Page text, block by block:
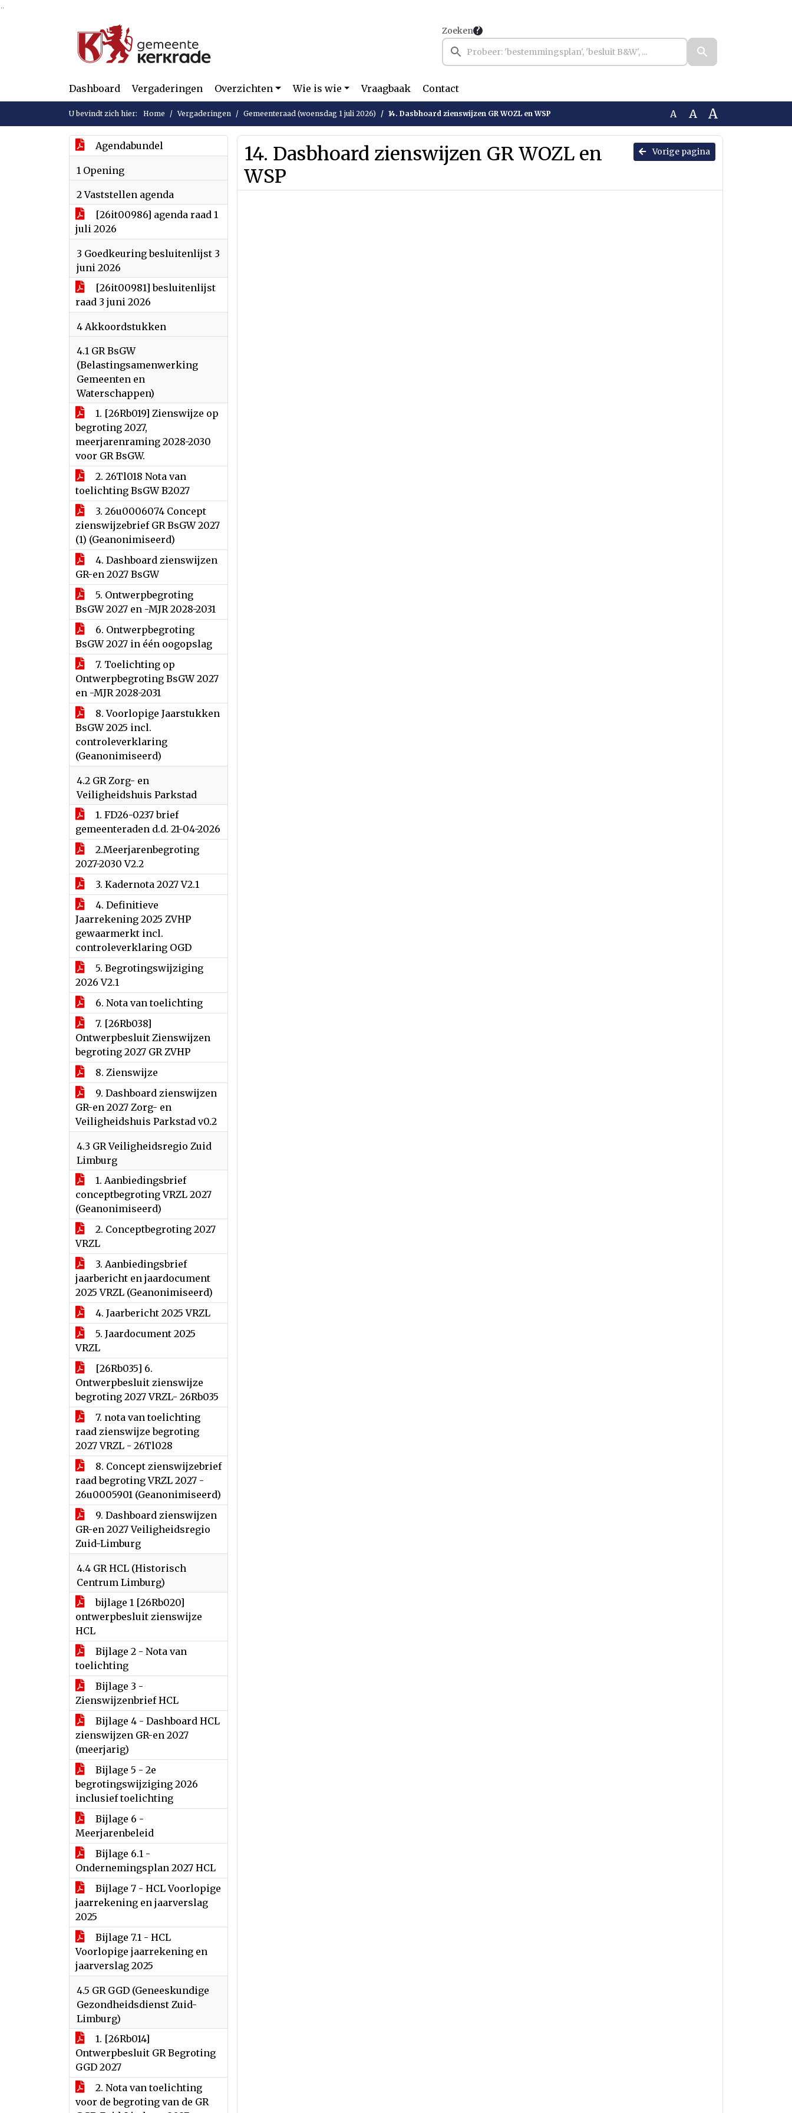
Zoeken
Dashboard Vergaderingen Overzichten Wie is wie Vraagbaak Contact
U bevindt zich hier: Home Vergaderingen Gemeenteraad (woensdag 1 juli 2026) 14. Dasbhoard zienswijzen GR WOZL en WSP A A A
Agendabundel
1 Opening
2 Vaststellen agenda
[26it00986] agenda raad 1
juli 2026
3 Goedkeuring besluitenlijst 3
juni 2026
[26it00981] besluitenlijst
raad 3 juni 2026
4 Akkoordstukken
4.1 GR BsGW
(Belastingsamenwerking
Gemeenten en
Waterschappen)
1. [26Rb019] Zienswijze op
begroting 2027,
meerjarenraming 2028-2030
voor GR BsGW.
2. 26Tl018 Nota van
toelichting BsGW B2027
3. 26u0006074 Concept
zienswijzebrief GR BsGW 2027
(1) (Geanonimiseerd)
4. Dashboard zienswijzen
GR-en 2027 BsGW
5. Ontwerpbegroting
BsGW 2027 en -MJR 2028-2031
6. Ontwerpbegroting
BsGW 2027 in één oogopslag
7. Toelichting op
Ontwerpbegroting BsGW 2027
en -MJR 2028-2031
8. Voorlopige Jaarstukken
BsGW 2025 incl.
controleverklaring
(Geanonimiseerd)
4.2 GR Zorg- en
Veiligheidshuis Parkstad
1. FD26-0237 brief
gemeenteraden d.d. 21-04-2026
2.Meerjarenbegroting
2027-2030 V2.2
3. Kadernota 2027 V2.1
4. Definitieve
Jaarrekening 2025 ZVHP
gewaarmerkt incl.
controleverklaring OGD
5. Begrotingswijziging
2026 V2.1
6. Nota van toelichting
7. [26Rb038]
Ontwerpbesluit Zienswijzen
begroting 2027 GR ZVHP
8. Zienswijze
9. Dashboard zienswijzen
GR-en 2027 Zorg- en
Veiligheidshuis Parkstad v0.2
4.3 GR Veiligheidsregio Zuid
Limburg
1. Aanbiedingsbrief
conceptbegroting VRZL 2027
(Geanonimiseerd)
2. Conceptbegroting 2027
VRZL
3. Aanbiedingsbrief
jaarbericht en jaardocument
2025 VRZL (Geanonimiseerd)
4. Jaarbericht 2025 VRZL
5. Jaardocument 2025
VRZL
[26Rb035] 6.
Ontwerpbesluit zienswijze
begroting 2027 VRZL- 26Rb035
7. nota van toelichting
raad zienswijze begroting
2027 VRZL - 26Tl028
8. Concept zienswijzebrief
raad begroting VRZL 2027 -
26u0005901 (Geanonimiseerd)
9. Dashboard zienswijzen
GR-en 2027 Veiligheidsregio
Zuid-Limburg
4.4 GR HCL (Historisch
Centrum Limburg)
bijlage 1 [26Rb020]
ontwerpbesluit zienswijze
HCL
Bijlage 2 - Nota van
toelichting
Bijlage 3 -
Zienswijzenbrief HCL
Bijlage 4 - Dashboard HCL
zienswijzen GR-en 2027
(meerjarig)
Bijlage 5 - 2e
begrotingswijziging 2026
inclusief toelichting
Bijlage 6 -
Meerjarenbeleid
Bijlage 6.1 -
Ondernemingsplan 2027 HCL
Bijlage 7 - HCL Voorlopige
jaarrekening en jaarverslag
2025
Bijlage 7.1 - HCL
Voorlopige jaarrekening en
jaarverslag 2025
4.5 GR GGD (Geneeskundige
Gezondheidsdienst Zuid-
Limburg)
1. [26Rb014]
Ontwerpbesluit GR Begroting
GGD 2027
2. Nota van toelichting
voor de begroting van de GR
Vorige pagina
14. Dasbhoard zienswijzen GR WOZL en
WSP